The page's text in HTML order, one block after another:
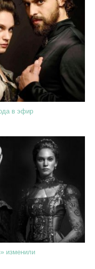
в эфир
изменили